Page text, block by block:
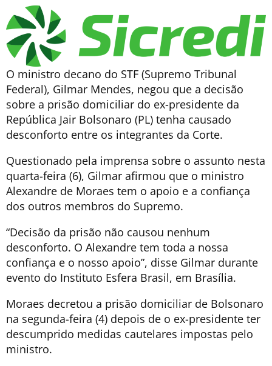
O ministro decano do STF (Supremo Tribunal
Federal), Gilmar Mendes, negou que a decisão
sobre a prisão domiciliar do ex-presidente da
República Jair Bolsonaro (PL) tenha causado
desconforto entre os integrantes da Corte.
Questionado pela imprensa sobre o assunto nesta
quarta-feira (6), Gilmar afirmou que o ministro
Alexandre de Moraes tem o apoio e a confiança
dos outros membros do Supremo.
“Decisão da prisão não causou nenhum
desconforto. O Alexandre tem toda a nossa
confiança e o nosso apoio”, disse Gilmar durante
evento do Instituto Esfera Brasil, em Brasília.
Moraes decretou a prisão domiciliar de Bolsonaro
na segunda-feira (4) depois de o ex-presidente ter
descumprido medidas cautelares impostas pelo
ministro.